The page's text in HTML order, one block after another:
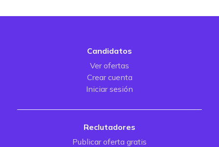
Candidatos
Ver ofertas
Crear cuenta
Iniciar sesión
Reclutadores
Publicar oferta gratis